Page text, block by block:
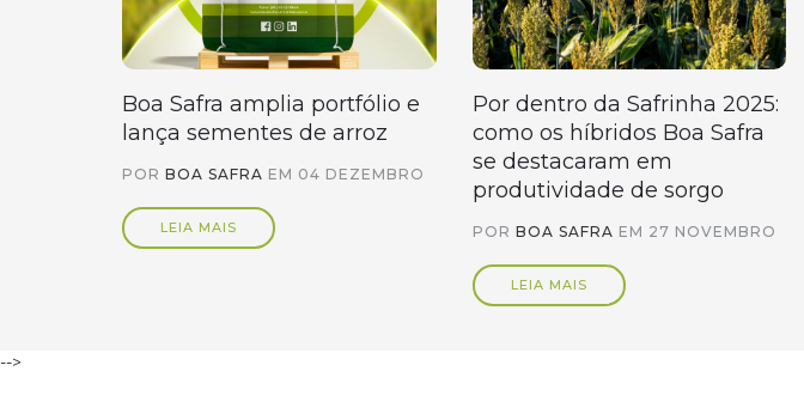
Boa Safra amplia portfólio e
lança sementes de arroz
POR BOA SAFRA EM 04 DEZEMBRO
LEIA MAIS
Por dentro da Safrinha 2025:
como os híbridos Boa Safra
se destacaram em
produtividade de sorgo
POR BOA SAFRA EM 27 NOVEMBRO
LEIA MAIS
-->